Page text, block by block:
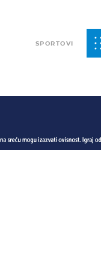
SPORTOVI